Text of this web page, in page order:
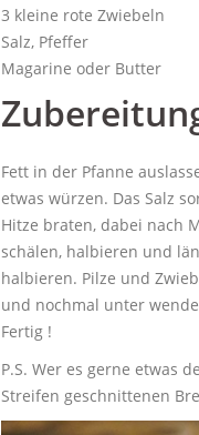
3 kleine rote Zwiebeln
Salz, Pfeffer
Magarine oder Butter
Fett in der Pfanne
etwas würzen. Das Salz
Hitze braten, dabei nach
schälen, halbieren und
halbieren. Pilze und
und nochmal unter
Fertig !
P.S. Wer es gerne etwas
Streifen geschnittenen